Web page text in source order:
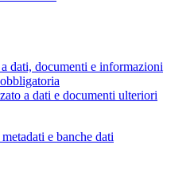
dati, documenti e informazioni
a dati e documenti ulteriori
e banche dati